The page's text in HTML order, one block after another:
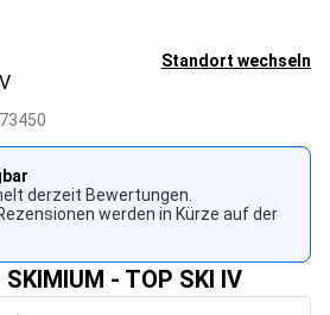
Standort wechseln
73450
derzeit Bewertungen.
werden in Kürze auf der
- TOP SKI IV